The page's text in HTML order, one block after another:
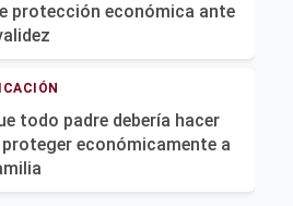
protección económica ante
todo padre debería hacer
proteger económicamente a